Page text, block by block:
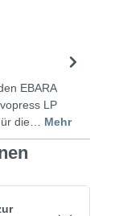
EBARA
LP
die… Mehr